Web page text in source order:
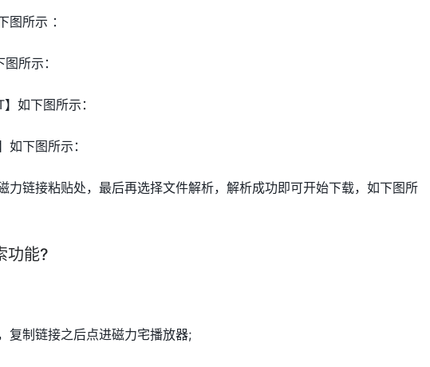
图所示 ：
所示：
如下图所示：
下图所示：
力链接粘贴处，最后再选择文件解析，解析成功即可开始下载，如下图所
功能?
复制链接之后点进磁力宅播放器;